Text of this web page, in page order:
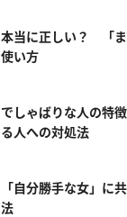
本当に正しい？ 「ま
使い方
でしゃばりな人の特
る人への対処法
「自分勝手な女」に
法